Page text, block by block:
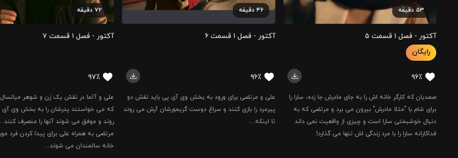
۵۳ دقیقه
آکتور - فصل ۱ قسمت ‍۵
رایگان
۹۶٪
صمدیان که کارگر خانه اش را به جای مادرش جا زده، سارا را
برای شام با "مثلا مادرش" بیرون می برد و مرتضی که به
دنبال خوشبختی سارا است و چیزی از واقعیت نمی داند
فداکارانه سارا را با مرد زندگی اش تنها می گذارد!
۴۶ دقیقه
آکتور - فصل ۱ قسمت ‍۶
۹۶٪
علی و مرتضی برای ورود به بخش وی آی پی باید نقش دو
پیرمرد را بازی کنند و سراغ دوست گریمورشان آرش می روند
تا اینکه…
۷۲ دقیقه
آکتور - فصل ۱ قسمت ‍۷
۹۷٪
علی و آلما در نقش یک زن و شوهر
که می خواستند پدرشان را به بخش وی آی
روند و موفق می شوند آنها را منصرف کنند.
مرتضی به همراه علی برای پیدا کردن فرد
خانه سالمندان می شوند…